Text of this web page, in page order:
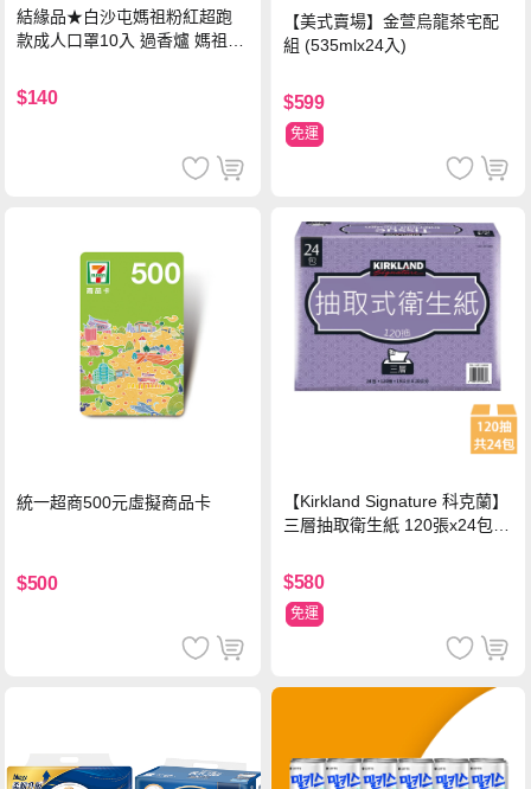
結緣品★白沙屯媽祖粉紅超跑
款成人口罩10入 過香爐 媽祖加
$140
【美式賣場】金萱烏龍茶宅配
組 (535mlx24入)
$599
免運
統一超商500元虛擬商品卡
$500
【Kirkland Signature 科克蘭】
三層抽取衛生紙 120張x24包x1
$580
免運